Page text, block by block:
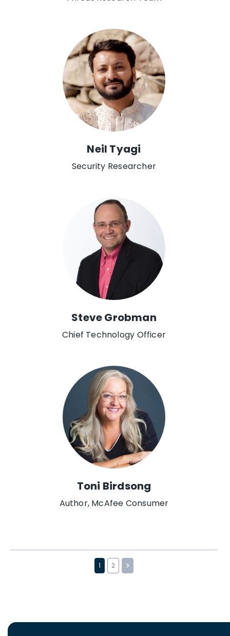
Neil Tyagi
Security Researcher
Steve Grobman
Chief Technology Officer
Toni Birdsong
Author, McAfee Consumer
1 2